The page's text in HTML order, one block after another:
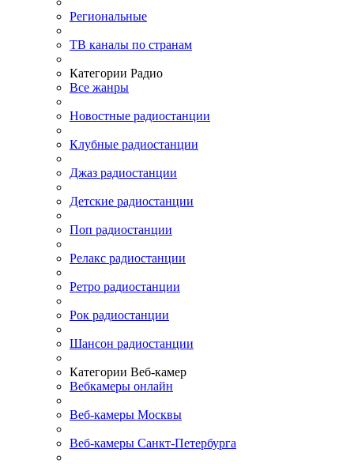
Региональные
ТВ каналы по странам
Категории Радио
Все жанры
Новостные радиостанции
Клубные радиостанции
Джаз радиостанции
Детские радиостанции
Поп радиостанции
Релакс радиостанции
Ретро радиостанции
Рок радиостанции
Шансон радиостанции
Категории Веб-камер
Вебкамеры онлайн
Веб-камеры Москвы
Веб-камеры Санкт-Петербурга